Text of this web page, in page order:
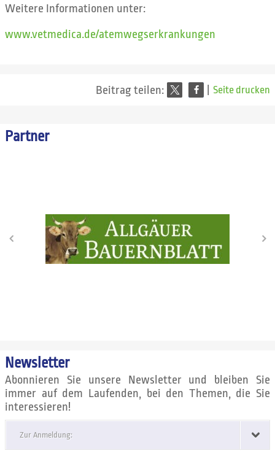
Weitere Informationen unter:
www.vetmedica.de/atemwegserkrankungen
Beitrag teilen: Seite drucken
Partner
Newsletter
Abonnieren Sie unsere Newsletter und bleiben Sie
immer auf dem Laufenden, bei den Themen, die Sie
interessieren!
Zur Anmeldung: